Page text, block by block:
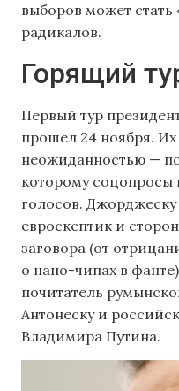
выборов может
радикалов.
Горящий
Первый тур
прошел 24 ноября. Их
неожиданностью —
которому соцопросы
голосов.
евроскептик и
заговора (от
о нано-чипах в
почитатель
Антонеску и
Владимира Путина.